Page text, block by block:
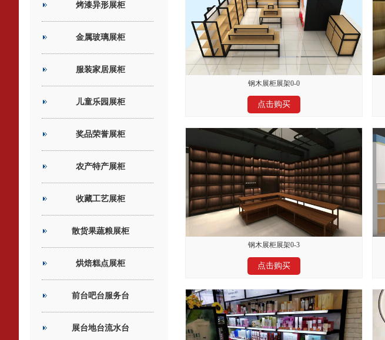
烤漆异形展柜
金属玻璃展柜
服装家居展柜
儿童乐园展柜
奖品荣誉展柜
农产特产展柜
收藏工艺展柜
散货果蔬粮展柜
烘焙糕点展柜
前台吧台服务台
展台地台流水台
钢木展柜展架0-0
点击购买
钢木展柜展架0-3
点击购买